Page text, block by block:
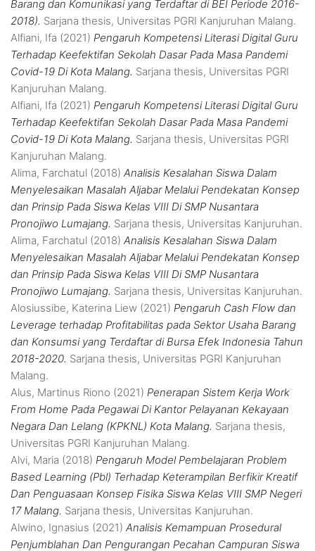
Barang dan Komunikasi yang Terdaftar di BEI Periode 2016-
2018). Sarjana thesis, Universitas PGRI Kanjuruhan Malang.
Alfiani, Ifa (2021) Pengaruh Kompetensi Literasi Digital Guru
Terhadap Keefektifan Sekolah Dasar Pada Masa Pandemi
Covid-19 Di Kota Malang. Sarjana thesis, Universitas PGRI
Kanjuruhan Malang.
Alfiani, Ifa (2021) Pengaruh Kompetensi Literasi Digital Guru
Terhadap Keefektifan Sekolah Dasar Pada Masa Pandemi
Covid-19 Di Kota Malang. Sarjana thesis, Universitas PGRI
Kanjuruhan Malang.
Alima, Farchatul (2018) Analisis Kesalahan Siswa Dalam
Menyelesaikan Masalah Aljabar Melalui Pendekatan Konsep
dan Prinsip Pada Siswa Kelas VIII Di SMP Nusantara
Pronojiwo Lumajang. Sarjana thesis, Universitas Kanjuruhan.
Alima, Farchatul (2018) Analisis Kesalahan Siswa Dalam
Menyelesaikan Masalah Aljabar Melalui Pendekatan Konsep
dan Prinsip Pada Siswa Kelas VIII Di SMP Nusantara
Pronojiwo Lumajang. Sarjana thesis, Universitas Kanjuruhan.
Alosiussibe, Katerina Liew (2021) Pengaruh Cash Flow dan
Leverage terhadap Profitabilitas pada Sektor Usaha Barang
dan Konsumsi yang Terdaftar di Bursa Efek Indonesia Tahun
2018-2020. Sarjana thesis, Universitas PGRI Kanjuruhan
Malang.
Alus, Martinus Riono (2021) Penerapan Sistem Kerja Work
From Home Pada Pegawai Di Kantor Pelayanan Kekayaan
Negara Dan Lelang (KPKNL) Kota Malang. Sarjana thesis,
Universitas PGRI Kanjuruhan Malang.
Alvi, Maria (2018) Pengaruh Model Pembelajaran Problem
Based Learning (Pbl) Terhadap Keterampilan Berfikir Kreatif
Dan Penguasaan Konsep Fisika Siswa Kelas VIII SMP Negeri
17 Malang. Sarjana thesis, Universitas Kanjuruhan.
Alwino, Ignasius (2021) Analisis Kemampuan Prosedural
Penjumblahan Dan Pengurangan Pecahan Campuran Siswa